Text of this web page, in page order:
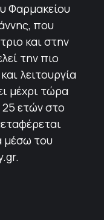
Φαρμακείου
που
και στην
την πιο
λειτουργία
μέχρι τώρα
ετών στο
μέσω του